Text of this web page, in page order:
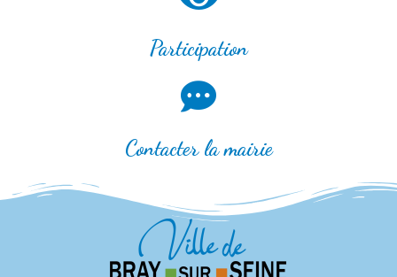
Participation
Contacter la mairie